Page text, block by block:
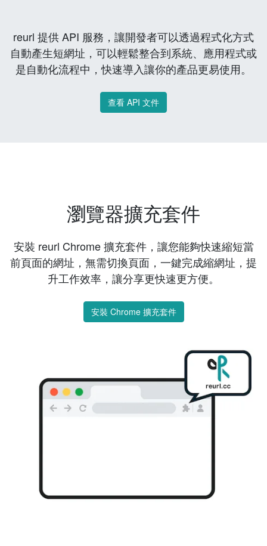
reurl 提供 API 服務，讓開發者可以透過程式化方式
自動產生短網址，可以輕鬆整合到系統、應用程式或
是自動化流程中，快速導入讓你的產品更易使用。
查看 API 文件
瀏覽器擴充套件
安裝 reurl Chrome 擴充套件，讓您能夠快速縮短當
前頁面的網址，無需切換頁面，一鍵完成縮網址，提
升工作效率，讓分享更快速更方便。
安裝 Chrome 擴充套件